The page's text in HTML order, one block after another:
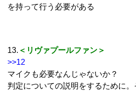
を持って行う必要がある
13. ＜リヴァプールファン＞
>>12
マイクも必要なんじゃないか？
判定についての説明をするために